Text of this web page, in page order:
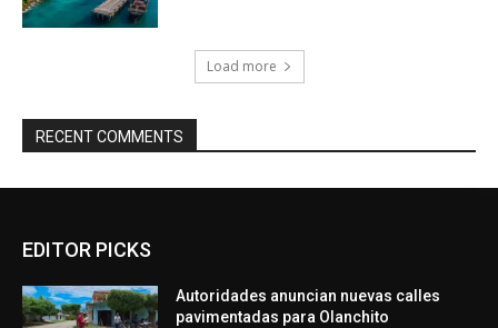
Load more
RECENT COMMENTS
EDITOR PICKS
Autoridades anuncian nuevas calles
pavimentadas para Olanchito